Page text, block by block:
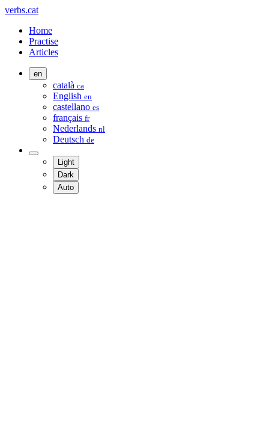
verbs.cat
Home
Practise
Articles
en
català ca
English en
castellano es
français fr
Nederlands nl
Deutsch de
Light
Dark
Auto